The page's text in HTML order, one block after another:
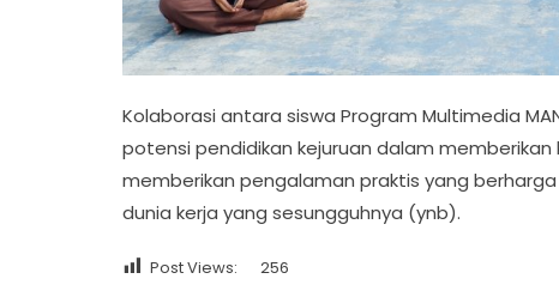
Kolaborasi antara siswa Program Multimedia
potensi pendidikan kejuruan dalam
memberikan pengalaman praktis yang
dunia kerja yang sesungguhnya (ynb).
Post Views: 256